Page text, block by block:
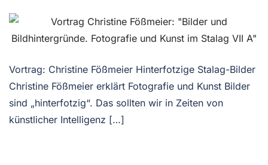
Vortrag: Christine Fößmeier Hinterfotzige Stalag-Bilder
Christine Fößmeier erklärt Fotografie und Kunst Bilder
sind „hinterfotzig“. Das sollten wir in Zeiten von
künstlicher Intelligenz […]